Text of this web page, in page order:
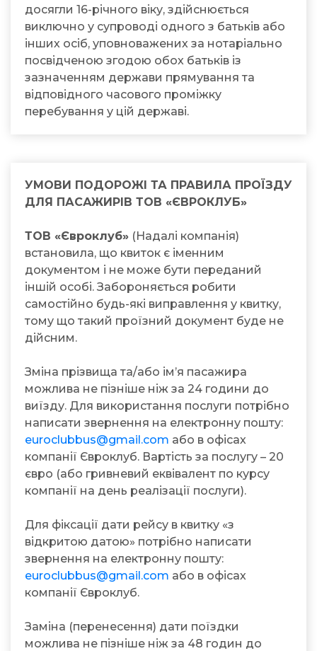
досягли 16-річного віку, здійснюється
виключно у супроводі одного з батьків або
інших осіб, уповноважених за нотаріально
посвідченою згодою обох батьків із
зазначенням держави прямування та
відповідного часового проміжку
перебування у цій державі.
УМОВИ ПОДОРОЖІ ТА ПРАВИЛА ПРОЇЗДУ
ДЛЯ ПАСАЖИРІВ ТОВ «ЄВРОКЛУБ»
ТОВ «Євроклуб» (Надалі компанія)
встановила, що квиток є іменним
документом і не може бути переданий
іншій особі. Забороняється робити
самостійно будь-які виправлення у квитку,
тому що такий проїзний документ буде не
дійсним.
Зміна прізвища та/або ім’я пасажира
можлива не пізніше ніж за 24 години до
виїзду. Для використання послуги потрібно
написати звернення на електронну пошту:
euroclubbus@gmail.com або в офісах
компанії Євроклуб. Вартість за послугу – 20
євро (або гривневий еквівалент по курсу
компанії на день реалізації послуги).
Для фіксації дати рейсу в квитку «з
відкритою датою» потрібно написати
звернення на електронну пошту:
euroclubbus@gmail.com або в офісах
компанії Євроклуб.
Заміна (перенесення) дати поїздки
можлива не пізніше ніж за 48 годин до